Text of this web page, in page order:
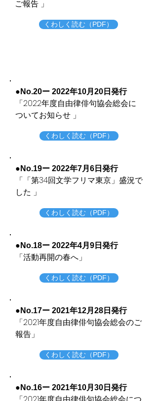
ご報告 」
くわしく読む（PDF）
●No.20ー 2022年10月20日発行
​「2022年度自由律俳句協会総会に
ついてお知らせ 」
くわしく読む（PDF）
●No.19ー 2022年7月6日発行
​「「第34回文学フリマ東京」盛況で
した 」
くわしく読む（PDF）
●No.18ー 2022年4月9日発行
​「活動再開の春へ」
くわしく読む（PDF）
●No.17ー 2021年12月28日発行
​「2021年度自由律俳句協会総会のご
報告」
くわしく読む（PDF）
●No.16ー 2021年10月30日発行